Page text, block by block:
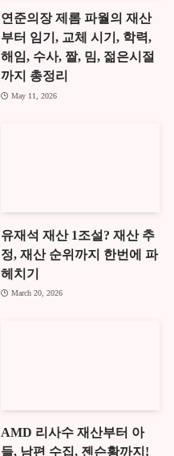
연준의장 제롬 파월의 재산
부터 임기, 교체 시기, 학력,
해임, 수사, 짤, 밈, 젊은시절
까지 총정리
May 11, 2026
유재석 재산 1조설? 재산 추
정, 재산 순위까지 한번에 파
헤치기
March 20, 2026
AMD 리사수 재산부터 아
들, 남편 수집, 젠슨황까지!